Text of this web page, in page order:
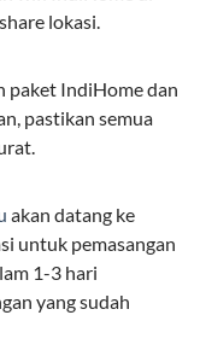
kebutuhan.
paket yang
premium.
baik untuk
Paket
fitur lengkap,
yang
tinggi.
lokasi.
paket IndiHome dan
pastikan semua
akan datang ke
untuk pemasangan
1-3 hari
yang sudah